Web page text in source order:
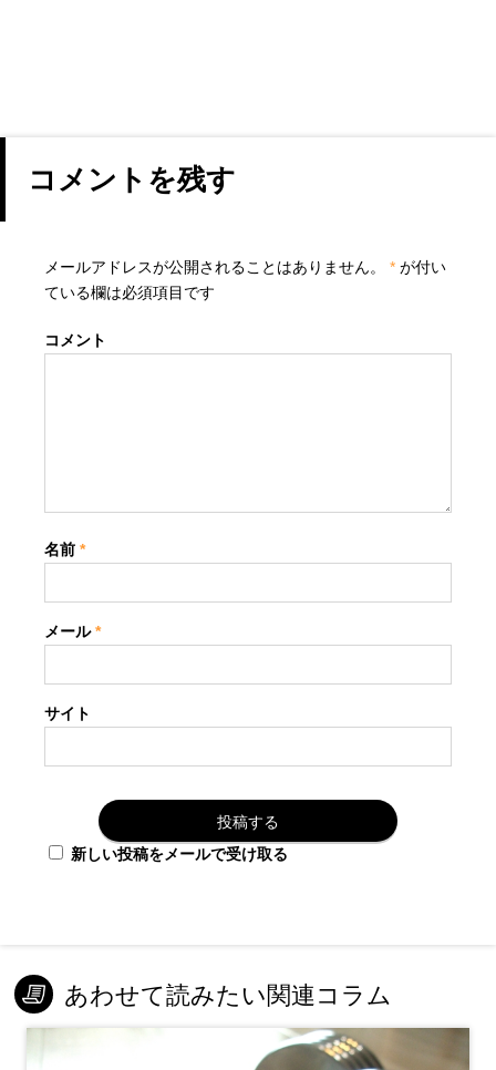
コメントを残す
メールアドレスが公開されることはありません。 * が付い
ている欄は必須項目です
コメント
名前*
メール*
サイト
新しい投稿をメールで受け取る
あわせて読みたい関連コラム